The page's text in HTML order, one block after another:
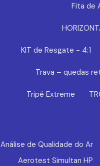
Fita de
KIT de Resgate - 4:1
Trava – quedas
Tripé Extreme
Análise de Qualidade do Ar
Aerotest Simultan HP